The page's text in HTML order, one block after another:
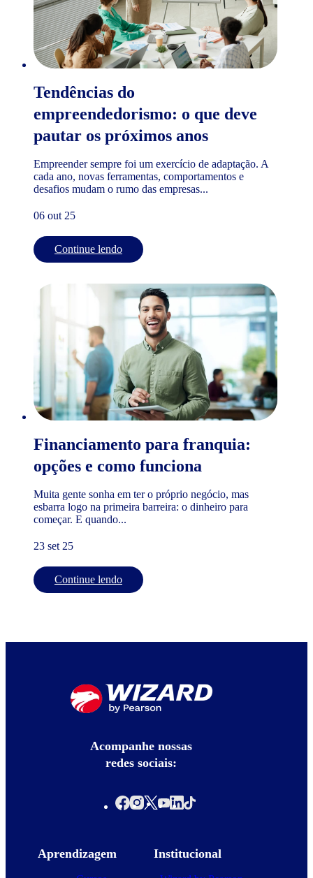
Tendências do
empreendedorismo: o que deve
pautar os próximos anos
Empreender sempre foi um exercício de adaptação. A
cada ano, novas ferramentas, comportamentos e
desafios mudam o rumo das empresas...
06 out 25
Continue lendo
Financiamento para franquia:
opções e como funciona
Muita gente sonha em ter o próprio negócio, mas
esbarra logo na primeira barreira: o dinheiro para
começar. E quando...
23 set 25
Continue lendo
Acompanhe nossas
redes sociais:
Aprendizagem Institucional